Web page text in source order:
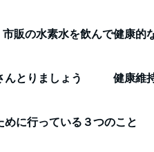
市販の水素水を飲んで健康的
とりましょう 健康維
めに行っている３つのこと